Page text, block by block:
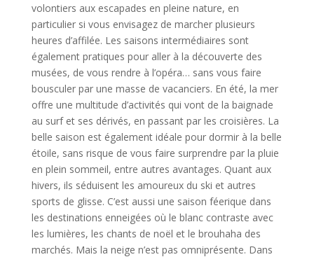
volontiers aux escapades en pleine nature, en
particulier si vous envisagez de marcher plusieurs
heures d’affilée. Les saisons intermédiaires sont
également pratiques pour aller à la découverte des
musées, de vous rendre à l’opéra… sans vous faire
bousculer par une masse de vacanciers. En été, la mer
offre une multitude d’activités qui vont de la baignade
au surf et ses dérivés, en passant par les croisières. La
belle saison est également idéale pour dormir à la belle
étoile, sans risque de vous faire surprendre par la pluie
en plein sommeil, entre autres avantages. Quant aux
hivers, ils séduisent les amoureux du ski et autres
sports de glisse. C’est aussi une saison féerique dans
les destinations enneigées où le blanc contraste avec
les lumières, les chants de noël et le brouhaha des
marchés. Mais la neige n’est pas omniprésente. Dans